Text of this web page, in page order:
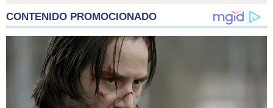
CONTENIDO PROMOCIONADO